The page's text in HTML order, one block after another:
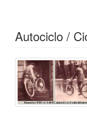
Autociclo /